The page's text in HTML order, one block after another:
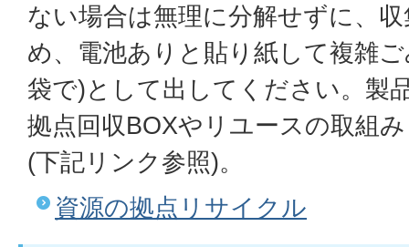
ない場合は無理に分解せずに、
め、電池ありと貼り紙して複雑
袋で)として出してください。製
拠点回収BOXやリユースの取組
(下記リンク参照)。
資源の拠点リサイクル